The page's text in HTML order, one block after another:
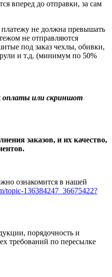
вперед до отправки, за сам
не должна превышать
не отправляются
под заказ чехлы, обивки,
и т.д. (минимум по 50%
оплаты или скриншот
заказов, и их качество,
ознакомится в нашей
topic-136384247_36675422?
порядочность и
требований по пересылке